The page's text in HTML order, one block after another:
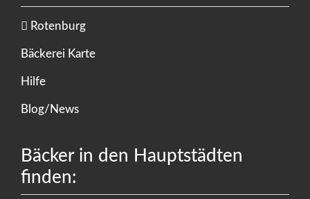
Rotenburg
Bäckerei Karte
Hilfe
Blog/News
Bäcker in den Hauptstädten
finden: